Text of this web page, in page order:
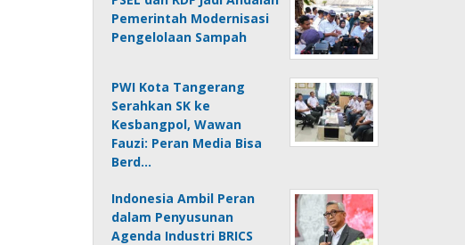
Pemerintah Modernisasi
Pengelolaan Sampah
PWI Kota Tangerang
Serahkan SK ke
Kesbangpol, Wawan
Fauzi: Peran Media Bisa
Berd…
Indonesia Ambil Peran
dalam Penyusunan
Agenda Industri BRICS